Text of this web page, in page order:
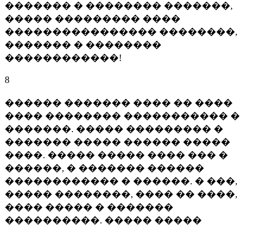
������� � �������� �������,
����� ��������� ����
���������������� ��������,
������� � ��������
������������!
8
������ ������� ���� �� ����
���� �������� ����������� �
�������. ����� ��������� �
������� ����� ������ �����
����. ����� ����� ���� ��� �
������, � ������� ������
������������ � ������. � ���,
����� ��������, ���� �� ����,
���� ����� � �������
����������. ����� �����